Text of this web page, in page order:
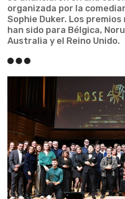
organizada por la
Sophie Duker. Los
han sido para Bélgica,
Australia y el Reino Unido.